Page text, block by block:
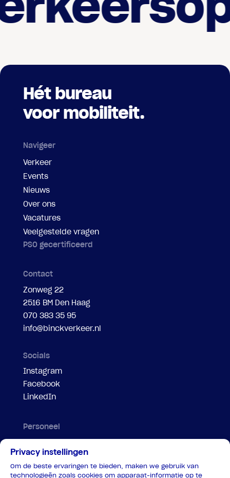
Privacy instellingen
Om de beste ervaringen te bieden, maken we gebruik van
technologieën zoals cookies om apparaat-informatie op te
Hét bureau
voor mobiliteit.
Navigeer
Verkeer
Events
Nieuws
Over ons
Vacatures
Veelgestelde vragen
PSO gecertificeerd
Contact
Zonweg 22
2516 BM Den Haag
070 383 35 95
info@binckverkeer.nl
Socials
Instagram
Facebook
LinkedIn
Personeel
Motorbegeleiding
Parkeersteward